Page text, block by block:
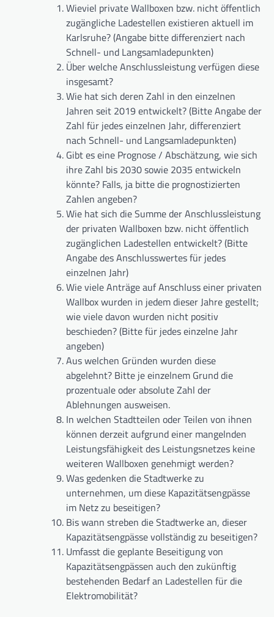
Wieviel private Wallboxen bzw. nicht öffentlich
zugängliche Ladestellen existieren aktuell im
Karlsruhe? (Angabe bitte differenziert nach
Schnell- und Langsamladepunkten)
Über welche Anschlussleistung verfügen diese
insgesamt?
Wie hat sich deren Zahl in den einzelnen
Jahren seit 2019 entwickelt? (Bitte Angabe der
Zahl für jedes einzelnen Jahr, differenziert
nach Schnell- und Langsamladepunkten)
Gibt es eine Prognose / Abschätzung, wie sich
ihre Zahl bis 2030 sowie 2035 entwickeln
könnte? Falls, ja bitte die prognostizierten
Zahlen angeben?
Wie hat sich die Summe der Anschlussleistung
der privaten Wallboxen bzw. nicht öffentlich
zugänglichen Ladestellen entwickelt? (Bitte
Angabe des Anschlusswertes für jedes
einzelnen Jahr)
Wie viele Anträge auf Anschluss einer privaten
Wallbox wurden in jedem dieser Jahre gestellt;
wie viele davon wurden nicht positiv
beschieden? (Bitte für jedes einzelne Jahr
angeben)
Aus welchen Gründen wurden diese
abgelehnt? Bitte je einzelnem Grund die
prozentuale oder absolute Zahl der
Ablehnungen ausweisen.
In welchen Stadtteilen oder Teilen von ihnen
können derzeit aufgrund einer mangelnden
Leistungsfähigkeit des Leistungsnetzes keine
weiteren Wallboxen genehmigt werden?
Was gedenken die Stadtwerke zu
unternehmen, um diese Kapazitätsengpässe
im Netz zu beseitigen?
Bis wann streben die Stadtwerke an, dieser
Kapazitätsengpässe vollständig zu beseitigen?
Umfasst die geplante Beseitigung von
Kapazitätsengpässen auch den zukünftig
bestehenden Bedarf an Ladestellen für die
Elektromobilität?